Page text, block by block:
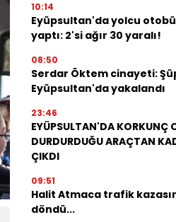
10:14
Eyüpsultan'da yolcu
yaptı: 2'si ağır 30 yaralı!
08:50
Serdar Öktem cinayeti:
Eyüpsultan'da yakalandı
23:46
EYÜPSULTAN'DA KORKUNÇ
DURDURDUĞU ARAÇTAN
ÇIKDI
09:51
Halit Atmaca trafik
döndü...